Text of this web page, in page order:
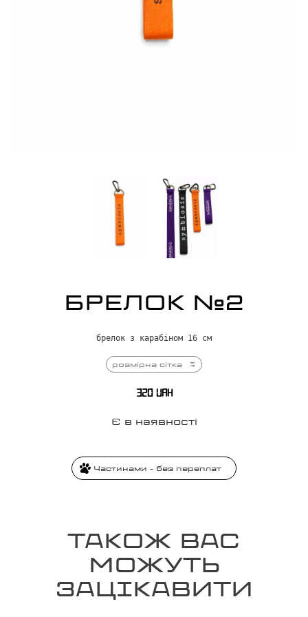
БРЕЛОК №2
брелок з карабіном 16 см
розмірна сітка
320 UAH
Є в наявності
Частинами - без переплат
ТАКОЖ ВАС
МОЖУТЬ
ЗАЦІКАВИТИ